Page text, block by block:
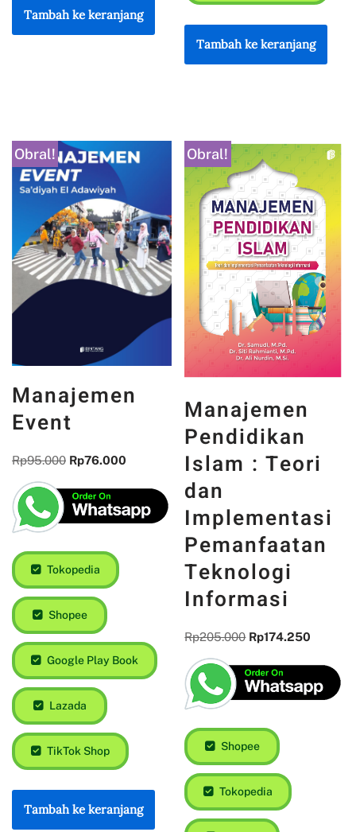
Tambah ke keranjang
Tambah ke keranjang
Obral!
Manajemen
Event
Rp95.000 Rp76.000
Tokopedia
Shopee
Google Play Book
Lazada
TikTok Shop
Tambah ke keranjang
Obral!
Manajemen
Pendidikan
Islam : Teori
dan
Implementasi
Pemanfaatan
Teknologi
Informasi
Rp205.000 Rp174.250
Shopee
Tokopedia